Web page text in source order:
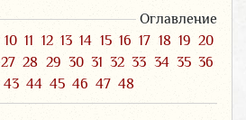
Оглавление
10 11 12 13 14 15 16 17 18 19 20
27 28 29 30 31 32 33 34 35 36
43 44 45 46 47 48